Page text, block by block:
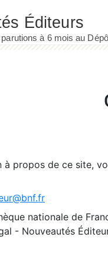
à propos de ce site,
nationale de
- Nouveautés